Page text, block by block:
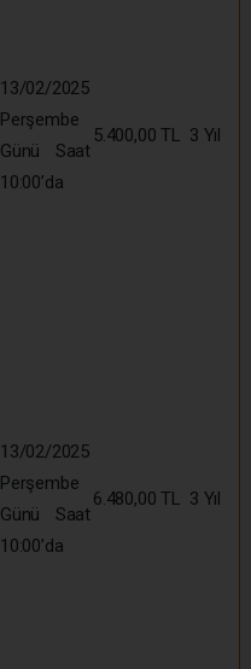
13/02/2025
Perşembe
Günü Saat
10:00’da
5.400,00 TL 3 Yıl
13/02/2025
Perşembe
Günü Saat
10:00’da
6.480,00 TL 3 Yıl